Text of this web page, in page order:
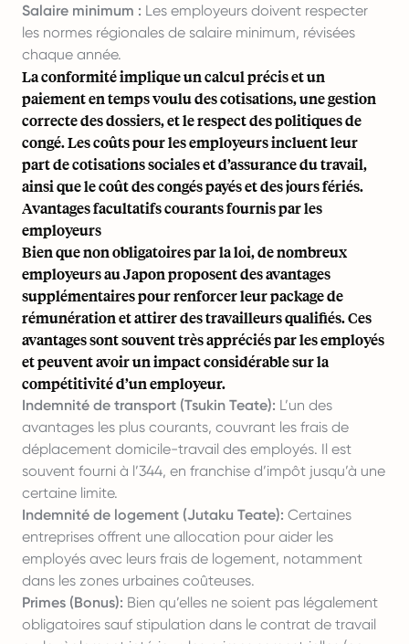
Salaire minimum : Les employeurs doivent respecter
les normes régionales de salaire minimum, révisées
chaque année.
La conformité implique un calcul précis et un
paiement en temps voulu des cotisations, une gestion
correcte des dossiers, et le respect des politiques de
congé. Les coûts pour les employeurs incluent leur
part de cotisations sociales et d’assurance du travail,
ainsi que le coût des congés payés et des jours fériés.
Avantages facultatifs courants fournis par les
employeurs
Bien que non obligatoires par la loi, de nombreux
employeurs au Japon proposent des avantages
supplémentaires pour renforcer leur package de
rémunération et attirer des travailleurs qualifiés. Ces
avantages sont souvent très appréciés par les employés
et peuvent avoir un impact considérable sur la
compétitivité d’un employeur.
Indemnité de transport (Tsukin Teate): L’un des
avantages les plus courants, couvrant les frais de
déplacement domicile-travail des employés. Il est
souvent fourni à l’344, en franchise d’impôt jusqu’à une
certaine limite.
Indemnité de logement (Jutaku Teate): Certaines
entreprises offrent une allocation pour aider les
employés avec leurs frais de logement, notamment
dans les zones urbaines coûteuses.
Primes (Bonus): Bien qu’elles ne soient pas légalement
obligatoires sauf stipulation dans le contrat de travail